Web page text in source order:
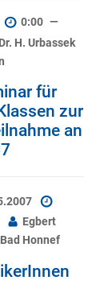
0:00 —
H. Urbassek
für
zur
an
Egbert
Bad Honnef